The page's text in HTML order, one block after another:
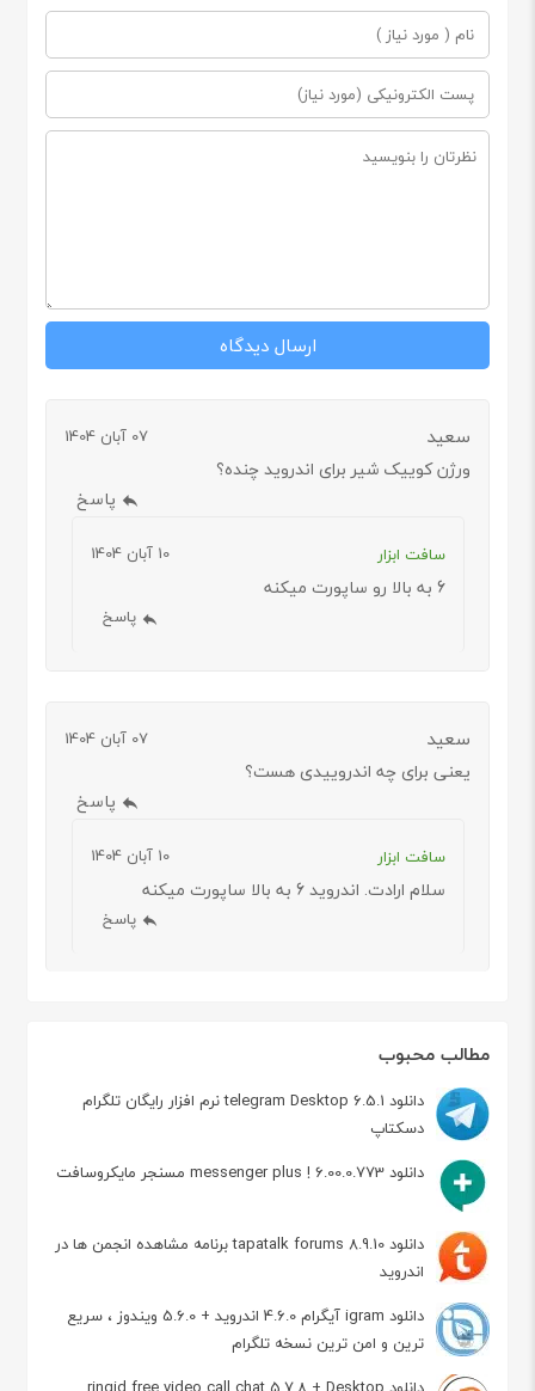
مطالب محبوب
دانلود telegram Desktop 6.5.1 نرم افزار رایگان تلگرام
دسکتاپ
دانلود messenger plus ! 6.00.0.773 مسنجر مایکروسافت
دانلود tapatalk forums 8.9.10 برنامه مشاهده انجمن ها در
اندروید
دانلود igram آیگرام 4.6.0 اندروید + 5.6.0 ویندوز ، سریع
ترین و امن ترین نسخه تلگرام
سعید 07 آبان 1404
ورژن کوییک شیر برای اندروید چنده؟
پاسخ
سافت ابزار 10 آبان 1404
6 به بالا رو ساپورت میکنه
پاسخ
سعید 07 آبان 1404
یعنی برای چه اندروییدی هست؟
پاسخ
سافت ابزار 10 آبان 1404
سلام ارادت. اندروید 6 به بالا ساپورت میکنه
پاسخ